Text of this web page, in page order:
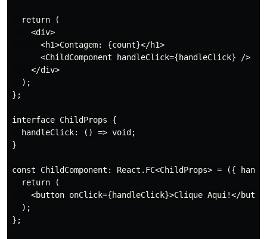
  return (
    <div>
      <h1>Contagem: {count}</h1>
      <ChildComponent handleClick={handleClick} />
    </div>
  );
};
interface ChildProps {
  handleClick: () => void;
}
const ChildComponent: React.FC<ChildProps> = ({
  return (
<button onClick={handleClick}>Clique Aqui!</
  );
};